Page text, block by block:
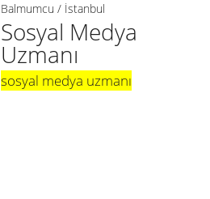
Balmumcu / İstanbul
Sosyal Medya
Uzmanı
sosyal medya uzmanı